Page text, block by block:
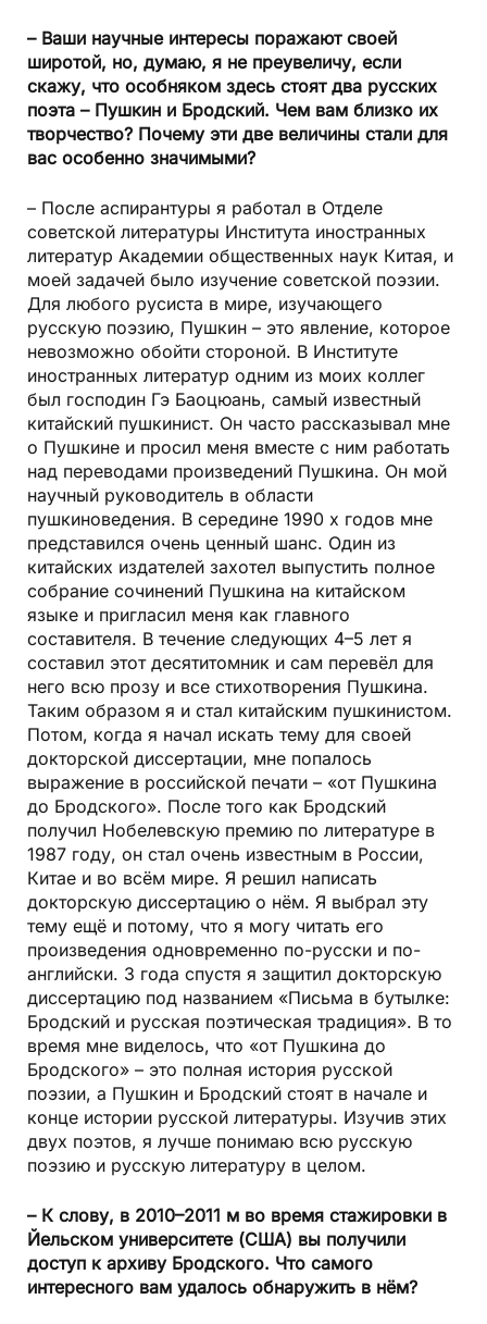
– Ваши научные интересы поражают своей
широтой, но, думаю, я не преувеличу, если
скажу, что особняком здесь стоят два русских
поэта – Пушкин и Бродский. Чем вам близко их
творчество? Почему эти две величины стали для
вас особенно значимыми?
– После аспирантуры я работал в Отделе
советской литературы Института иностранных
литератур Академии общественных наук Китая, и
моей задачей было изучение советской поэзии.
Для любого русиста в мире, изучающего
русскую поэзию, Пушкин – это явление, которое
невозможно обойти стороной. В Институте
иностранных литератур одним из моих коллег
был господин Гэ Баоцюань, самый известный
китайский пушкинист. Он часто рассказывал мне
о Пушкине и просил меня вместе с ним работать
над переводами произведений Пушкина. Он мой
научный руководитель в области
пушкиноведения. В середине 1990 х годов мне
представился очень ценный шанс. Один из
китайских издателей захотел выпустить полное
собрание сочинений Пушкина на китайском
языке и пригласил меня как главного
составителя. В течение следующих 4–5 лет я
составил этот десятитомник и сам перевёл для
него всю прозу и все стихотворения Пушкина.
Таким образом я и стал китайским пушкинистом.
Потом, когда я начал искать тему для своей
докторской диссертации, мне попалось
выражение в российской печати – «от Пушкина
до Бродского». После того как Бродский
получил Нобелевскую премию по литературе в
1987 году, он стал очень известным в России,
Китае и во всём мире. Я решил написать
докторскую диссертацию о нём. Я выбрал эту
тему ещё и потому, что я могу читать его
произведения одновременно по-русски и по-
английски. 3 года спустя я защитил докторскую
диссертацию под названием «Письма в бутылке:
Бродский и русская поэтическая традиция». В то
время мне виделось, что «от Пушкина до
Бродского» – это полная история русской
поэзии, а Пушкин и Бродский стоят в начале и
конце истории русской литературы. Изучив этих
двух поэтов, я лучше понимаю всю русскую
поэзию и русскую литературу в целом.
– К слову, в 2010–2011 м во время стажировки в
Йельском университете (США) вы получили
доступ к архиву Бродского. Что самого
интересного вам удалось обнаружить в нём?